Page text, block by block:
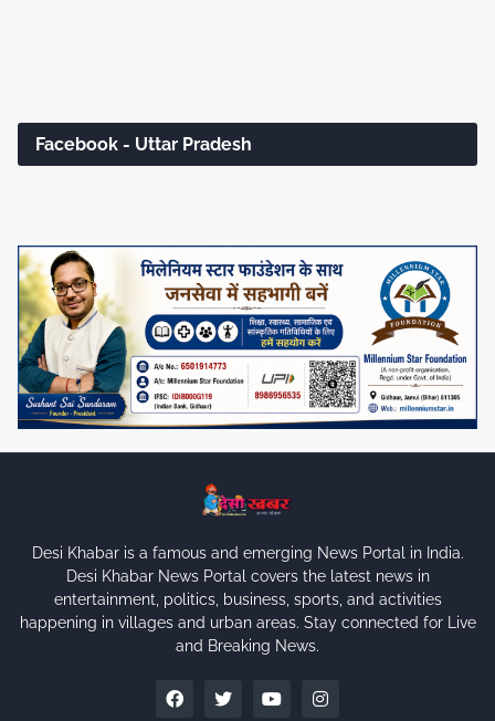
Facebook - Uttar Pradesh
Desi Khabar is a famous and emerging News Portal in India.
Desi Khabar News Portal covers the latest news in
entertainment, politics, business, sports, and activities
happening in villages and urban areas. Stay connected for Live
and Breaking News.